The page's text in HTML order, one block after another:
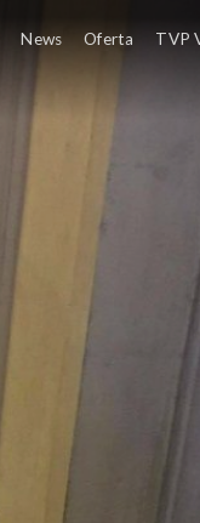
News Oferta TVP